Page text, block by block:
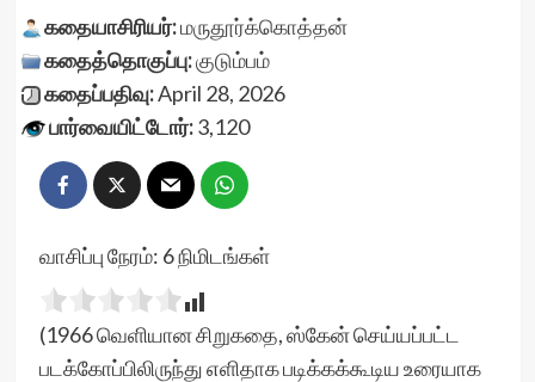
கதையாசிரியர்:மருதூர்க்கொத்தன்
கதைத்தொகுப்பு:குடும்பம்
கதைப்பதிவு:April 28, 2026
பார்வையிட்டோர்:3,120
வாசிப்பு நேரம்: 6நிமிடங்கள்
(1966 வெளியான சிறுகதை, ஸ்கேன் செய்யப்பட்ட
படக்கோப்பிலிருந்து எளிதாக படிக்கக்கூடிய உரையாக